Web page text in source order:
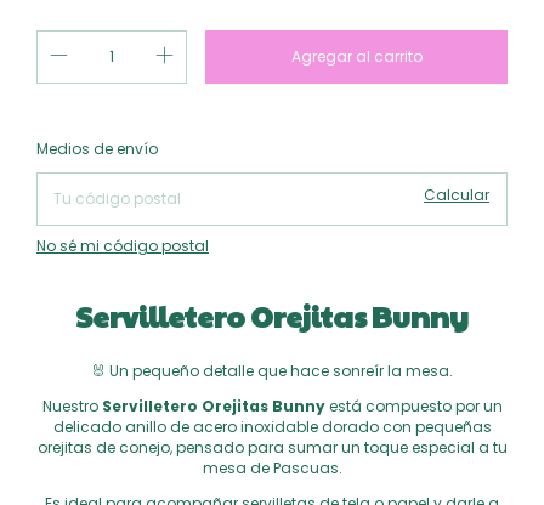
Entregas para el CP:
Medios de envío
Calcular
No sé mi código postal
Servilletero Orejitas Bunny
🐰 Un pequeño detalle que hace sonreír la mesa.
Nuestro Servilletero Orejitas Bunnyestá compuesto por un
delicado anillo de acero inoxidable dorado con pequeñas
orejitas de conejo, pensado para sumar un toque especial a tu
mesa de Pascuas.